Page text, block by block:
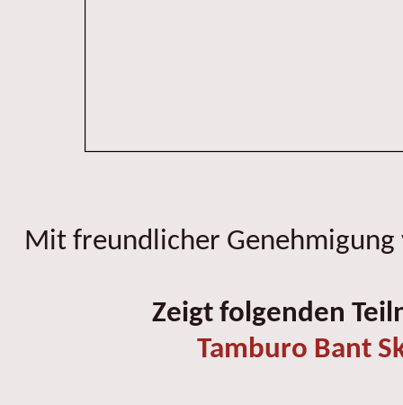
Mit freundlicher
Zeigt folgenden
Tamburo Bant